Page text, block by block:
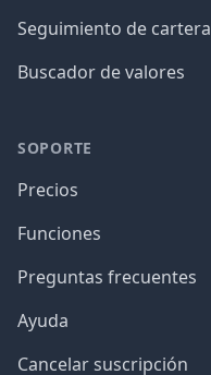
Seguimiento de cartera
Buscador de valores
SOPORTE
Precios
Funciones
Preguntas frecuentes
Ayuda
Cancelar suscripción